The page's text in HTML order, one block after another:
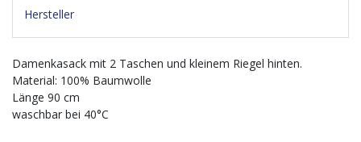
Hersteller
Damenkasack mit 2 Taschen und kleinem Riegel hinten.
Material: 100% Baumwolle
Länge 90 cm
waschbar bei 40°C